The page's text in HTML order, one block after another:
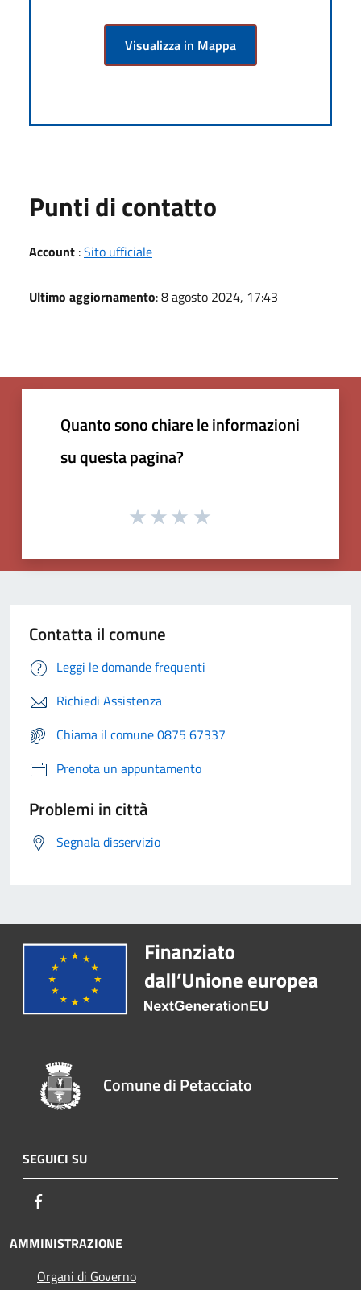
Visualizza in Mappa
Punti di contatto
Account :Sito ufficiale
Ultimo aggiornamento: 8 agosto 2024, 17:43
Quanto sono chiare le informazioni
su questa pagina?
Contatta il comune
Leggi le domande frequenti
Richiedi Assistenza
Chiama il comune 0875 67337
Prenota un appuntamento
Problemi in città
Segnala disservizio
Comune di Petacciato
SEGUICI SU
AMMINISTRAZIONE
Organi di Governo